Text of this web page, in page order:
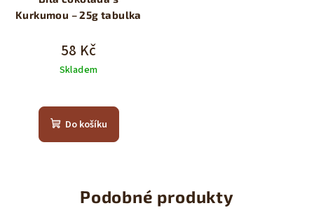
Kurkumou – 25g tabulka
58 Kč
Skladem
Do košíku
Podobné produkty